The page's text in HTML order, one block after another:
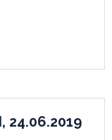
24.06.2019